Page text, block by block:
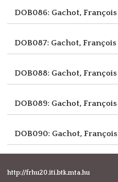
DOB086: Gachot, François
DOB087: Gachot, François
DOB088: Gachot, François
DOB089: Gachot, François
DOB090: Gachot, François
http://frhu20.iti.btk.mta.hu